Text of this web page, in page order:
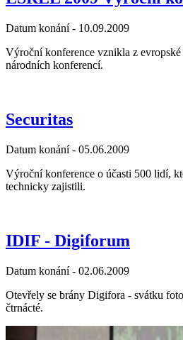
Datum konání - 10.09.2009
Výroční konference vznikla z
národních konferencí.
Securitas
Datum konání - 05.06.2009
Výroční konference o účasti 500 lidí,
technicky zajistili.
IDIF - Digiforum
Datum konání - 02.06.2009
Otevřely se brány Digifora - svátku
čtrnácté.